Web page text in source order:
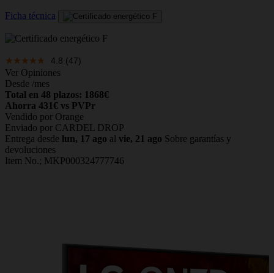
Ficha técnica
4.8 (47)
Ver Opiniones
Desde /mes
Total en 48 plazos: 1868€
Ahorra 431€ vs PVPr
Vendido por Orange
Enviado por CARDEL DROP
Entrega desde lun, 17 ago al vie, 21 ago Sobre garantías y
devoluciones
Item No.; MKP000324777746